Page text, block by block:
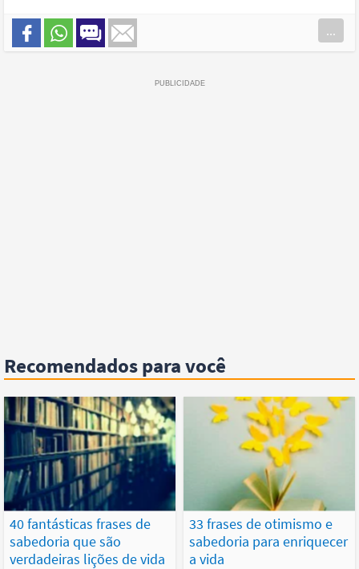
...
Recomendados para você
40 fantásticas frases de
sabedoria que são
verdadeiras lições de vida
33 frases de otimismo e
sabedoria para enriquecer
a vida